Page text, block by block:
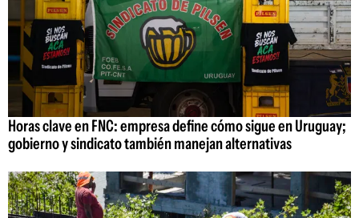
Horas clave en FNC: empresa define cómo sigue en Uruguay;
gobierno y sindicato también manejan alternativas